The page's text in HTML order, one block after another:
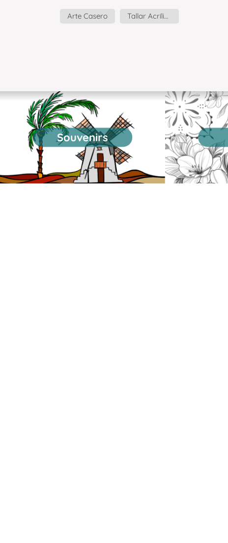
pensé, ¡Yo quiero probar eso! Aunque
algunos detalles a tener en cuenta si tien...
Arte Casero Tallar Acrílico
Souvenirs